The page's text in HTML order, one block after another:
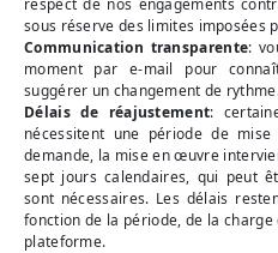
sous réserve des limites imposées
Communication transparente:
moment par e-mail pour
suggérer un changement de
Délais de réajustement:
nécessitent une période de
demande, la mise en œuvre
sept jours calendaires, qui peut
sont nécessaires. Les délais
fonction de la période, de la
plateforme.